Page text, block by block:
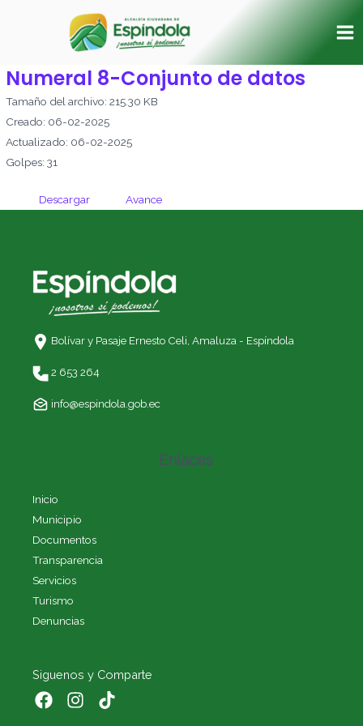
Numeral 8-Conjunto de datos
Tamaño del archivo: 215.30 KB
Creado: 06-02-2025
Actualizado: 06-02-2025
Golpes: 31
Descargar Avance
Bolívar y Pasaje Ernesto Celi, Amaluza - Espíndola
2 653 264
info@espindola.gob.ec
Enlaces
Inicio
Municipio
Documentos
Transparencia
Servicios
Turismo
Denuncias
Siguenos y Comparte